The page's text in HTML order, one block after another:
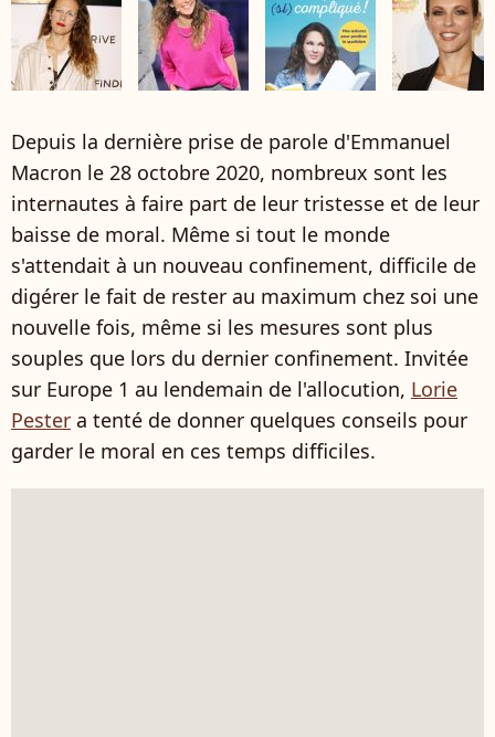
Depuis la dernière prise de parole d'Emmanuel
Macron le 28 octobre 2020, nombreux sont les
internautes à faire part de leur tristesse et de leur
baisse de moral. Même si tout le monde
s'attendait à un nouveau confinement, difficile de
digérer le fait de rester au maximum chez soi une
nouvelle fois, même si les mesures sont plus
souples que lors du dernier confinement. Invitée
sur Europe 1 au lendemain de l'allocution, Lorie
Pester a tenté de donner quelques conseils pour
garder le moral en ces temps difficiles.